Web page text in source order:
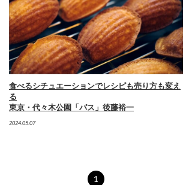
食べるシチュエーションでレシピも売り方も変え
る
東京・代々木公園「パス」後藤裕一
2024.05.07
1